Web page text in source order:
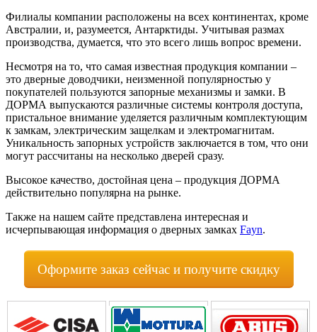
Филиалы компании расположены на всех континентах, кроме
Австралии, и, разумеется, Антарктиды. Учитывая размах
производства, думается, что это всего лишь вопрос времени.
Несмотря на то, что самая известная продукция компании –
это дверные доводчики, неизменной популярностью у
покупателей пользуются запорные механизмы и замки. В
ДОРМА выпускаются различные системы контроля доступа,
пристальное внимание уделяется различным комплектующим
к замкам, электрическим защелкам и электромагнитам.
Уникальность запорных устройств заключается в том, что они
могут рассчитаны на несколько дверей сразу.
Высокое качество, достойная цена – продукция ДОРМА
действительно популярна на рынке.
Также на нашем сайте представлена интересная и
исчерпывающая информация о дверных замках Fayn.
Оформите заказ сейчас и получите скидку